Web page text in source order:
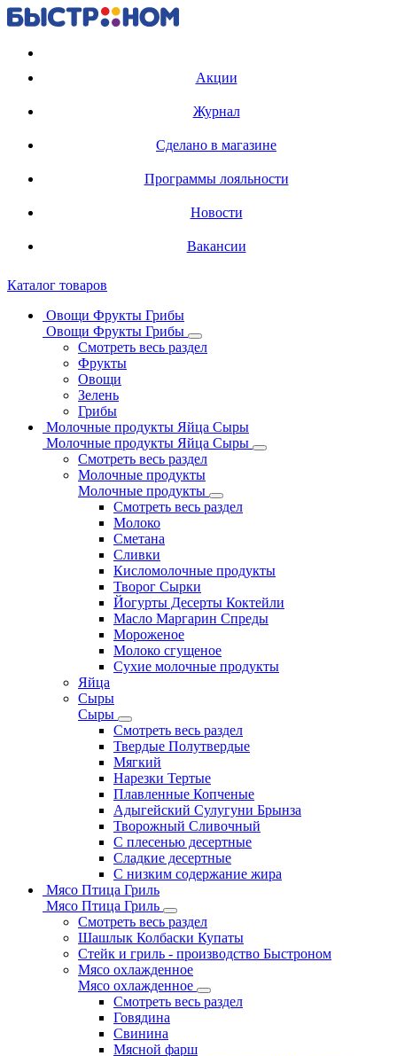
Акции
Журнал
Сделано в магазине
Программы лояльности
Новости
Вакансии
Каталог товаров
Овощи Фрукты Грибы
Овощи Фрукты Грибы
Смотреть весь раздел
Фрукты
Овощи
Зелень
Грибы
Молочные продукты Яйца Сыры
Молочные продукты Яйца Сыры
Смотреть весь раздел
Молочные продукты
Молочные продукты
Смотреть весь раздел
Молоко
Сметана
Сливки
Кисломолочные продукты
Творог Сырки
Йогурты Десерты Коктейли
Масло Маргарин Спреды
Мороженое
Молоко сгущеное
Сухие молочные продукты
Яйца
Сыры
Сыры
Смотреть весь раздел
Твердые Полутвердые
Мягкий
Нарезки Тертые
Плавленные Копченые
Адыгейский Сулугуни Брынза
Творожный Сливочный
С плесенью десертные
Сладкие десертные
С низким содержание жира
Мясо Птица Гриль
Мясо Птица Гриль
Смотреть весь раздел
Шашлык Колбаски Купаты
Стейк и гриль - производство Быстроном
Мясо охлажденное
Мясо охлажденное
Смотреть весь раздел
Говядина
Свинина
Мясной фарш